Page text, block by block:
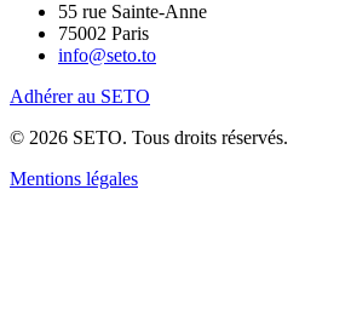
55 rue Sainte-Anne
75002 Paris
info@seto.to
Adhérer au SETO
© 2026 SETO. Tous droits réservés.
Mentions légales